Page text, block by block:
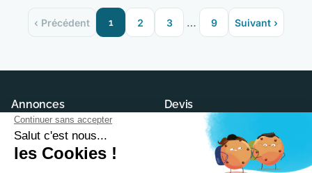
‹ Précédent 1 2 3 … 9 Suivant ›
Annonces
Maisons neuves
Terrains à construire
Devis
Demander un devis
Trouver son constructeur